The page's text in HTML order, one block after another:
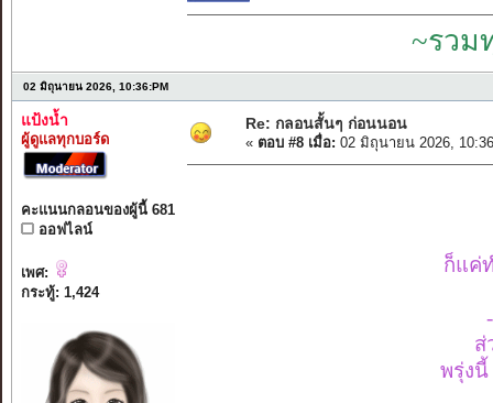
~รวม
02 มิถุนายน 2026, 10:36:PM
แป้งน้ำ
ผู้ดูแลทุกบอร์ด
คะแนนกลอนของผู้นี้ 681
ออฟไลน์
เพศ:
กระทู้: 1,424
Re: กลอนสั้นๆ ก่อนนอน
« ตอบ #8 เมื่อ: 02 มิถุนายน 2026,
ก็แค่
ส่
พรุ่ง